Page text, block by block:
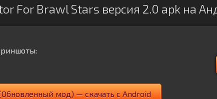
For Brawl Stars версия 2.0 apk на
мод) — скачать с Android